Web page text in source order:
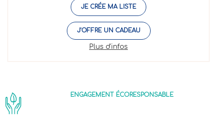
JE CRÉE MA LISTE
J'OFFRE UN CADEAU
Plus d'infos
ENGAGEMENT ÉCORESPONSABLE